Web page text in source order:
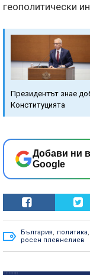
геополитически
Президентът знае
Конституцията
Добави ни
Google
България, политика,
росен плевнелиев